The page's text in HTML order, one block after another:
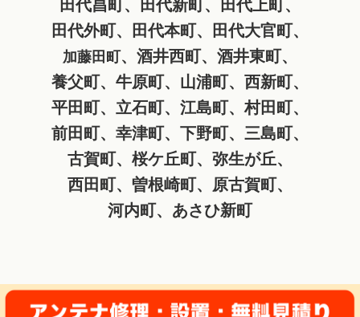
田代昌町、田代新町、田代上町、
田代外町、田代本町、田代大官町、
加藤田町、酒井西町、酒井東町、
養父町、牛原町、山浦町、西新町、
平田町、立石町、江島町、村田町、
前田町、幸津町、下野町、三島町、
古賀町、桜ケ丘町、弥生が丘、
西田町、曽根崎町、原古賀町、
河内町、あさひ新町